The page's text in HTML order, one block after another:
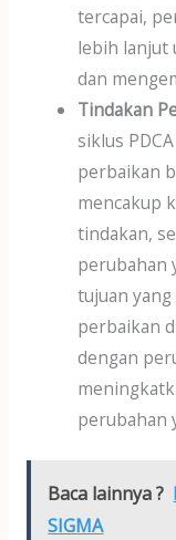
tercapai,
lebih lanjut
dan
Tindakan
siklus
perbaikan
mencakup
tindakan,
perubahan
tujuan
perbaikan
dengan
perubahan
Baca lainnya ?
SIGMA